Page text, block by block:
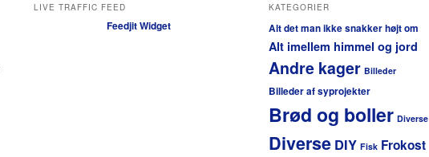
LIVE TRAFFIC FEED
Feedjit Widget
KATEGORIER
Alt det man ikke snakker højt om
Alt imellem himmel og jord
Andre kager Billeder
Billeder af syprojekter
Brød og boller Diverse
Diverse DIY Fisk Frokost